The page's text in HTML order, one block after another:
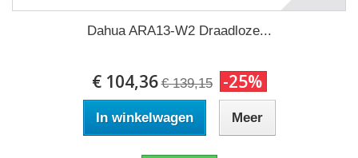
Dahua ARA13-W2 Draadloze...
€ 104,36 € 139,15 -25%
In winkelwagen Meer